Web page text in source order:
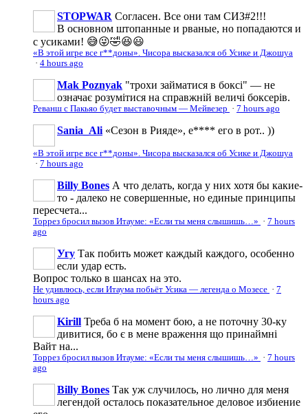
STOPWAR Согласен. Все они там СИЗ#2!!!
В основном штопанные и рваные, но попадаются и
с усиками! 😅😜🤣😆😃
«В этой игре все г**доны». Чисора высказался об Усике и Джошуа
· 4 hours ago
Mak Poznyak "трохи займатися в боксі" — не
означає розумітися на справжній величі боксерів.
Реванш с Пакьяо будет выставочным — Мейвезер · 7 hours ago
Sania_Ali «Сезон в Рияде», е**** его в рот.. ))
«В этой игре все г**доны». Чисора высказался об Усике и Джошуа
· 7 hours ago
Billy Bones А что делать, когда у них хотя бы какие-
то - далеко не совершенные, но единые принципы
пересчета...
Торрез бросил вызов Итауме: «Если ты меня слышишь…» · 7 hours
ago
Угу Так побить может каждый каждого, особенно
если удар есть.
Вопрос только в шансах на это.
Не удивлюсь, если Итаума побьёт Усика — легенда о Мозесе · 7
hours ago
Kirill Треба б на момент бою, а не поточну 30-ку
дивитися, бо є в мене враження що принаймні
Вайт на...
Торрез бросил вызов Итауме: «Если ты меня слышишь…» · 7 hours
ago
Billy Bones Так уж случилось, но лично для меня
легендой осталось показательное деловое избиение